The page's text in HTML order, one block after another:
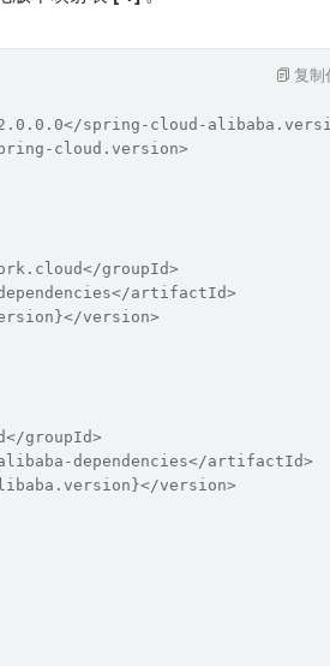
spring-cloud-
cloud.version>
groupId>
artifactId>
version>
groupId>
dependencies</artifactId>
version>
复制